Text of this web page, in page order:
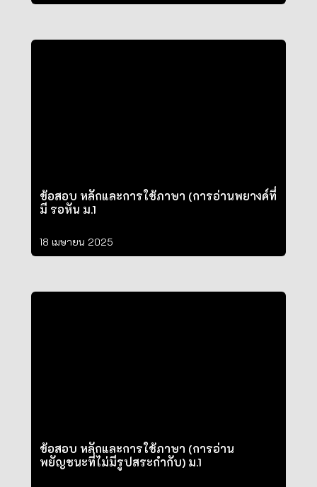
ข้อสอบ หลักและการใช้ภาษา (การอ่านพยางค์ที่
มี รอหัน ม.1
18 เมษายน 2025
ข้อสอบ หลักและการใช้ภาษา (การอ่าน
พยัญชนะที่ไม่มีรูปสระกำกับ) ม.1